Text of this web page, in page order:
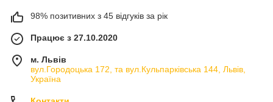
98% позитивних з 45 відгуків за рік
Працює з 27.10.2020
м. Львів
вул.Городоцька 172, та вул.Кульпарківська 144, Львів,
Україна